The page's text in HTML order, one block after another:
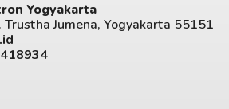
Yogyakarta
Trustha Jumena, Yogyakarta 55151